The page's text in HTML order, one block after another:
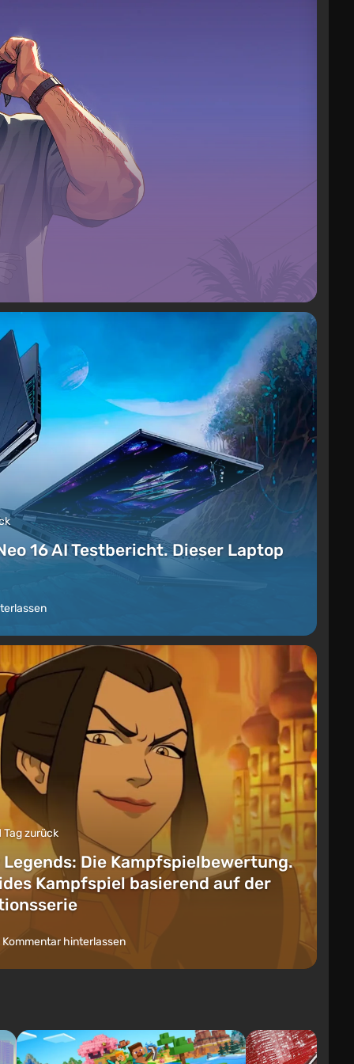
16 AI Testbericht. Dieser Laptop
Tag zurück
Die Kampfspielbewertung.
Kampfspiel basierend auf der
Kommentar hinterlassen